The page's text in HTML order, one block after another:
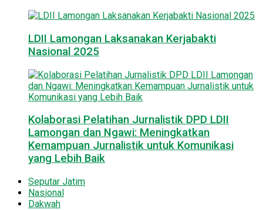
LDII Lamongan Laksanakan Kerjabakti
Nasional 2025
Kolaborasi Pelatihan Jurnalistik DPD LDII
Lamongan dan Ngawi: Meningkatkan
Kemampuan Jurnalistik untuk Komunikasi
yang Lebih Baik
Seputar Jatim
Nasional
Dakwah